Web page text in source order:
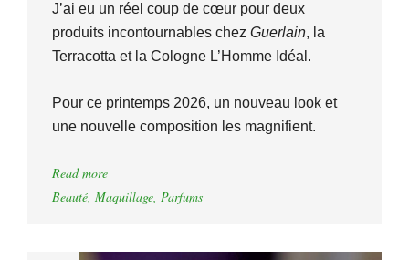
J’ai eu un réel coup de cœur pour deux
produits incontournables chez Guerlain, la
Terracotta et la Cologne L’Homme Idéal.
Pour ce printemps 2026, un nouveau look et
une nouvelle composition les magnifient.
Read more
Beauté, Maquillage, Parfums